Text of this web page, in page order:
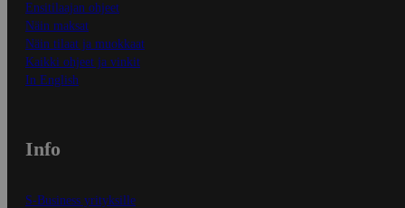
Ensitilaajan ohjeet
Näin maksat
Näin tilaat ja muokkaat
Kaikki ohjeet ja vinkit
In English
Info
S-Business yrityksille